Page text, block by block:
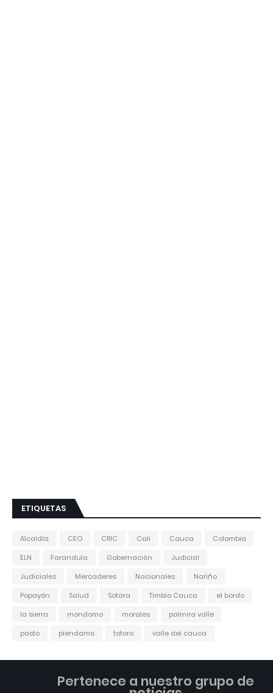
ETIQUETAS
Alcaldía CEO CRIC Cali Cauca
Colombia
ELN
Farandula Gobernación
Judicial
Judiciales
Mercaderes Nacionales
Nariño
Popayán
Salud Sotara Timbio Cauca
el bordo
la sierra
mondomo morales
palmira valle
pasto
piendamo totoro valle del cauca
Pertenece a nuestro grupo de